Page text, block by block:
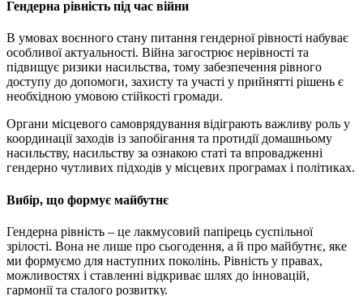
Гендерна рівність під час війни
В умовах воєнного стану питання гендерної рівності набуває
особливої актуальності. Війна загострює нерівності та
підвищує ризики насильства, тому забезпечення рівного
доступу до допомоги, захисту та участі у прийнятті рішень є
необхідною умовою стійкості громади.
Органи місцевого самоврядування відіграють важливу роль у
координації заходів із запобігання та протидії домашньому
насильству, насильству за ознакою статі та впровадженні
гендерно чутливих підходів у місцевих програмах і політиках.
Вибір, що формує майбутнє
Гендерна рівність – це лакмусовий папірець суспільної
зрілості. Вона не лише про сьогодення, а й про майбутнє, яке
ми формуємо для наступних поколінь. Рівність у правах,
можливостях і ставленні відкриває шлях до інновацій,
гармонії та сталого розвитку.